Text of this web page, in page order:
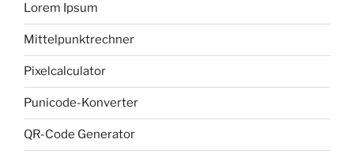
Lorem Ipsum
Mittelpunktrechner
Pixelcalculator
Punicode-Konverter
QR-Code Generator